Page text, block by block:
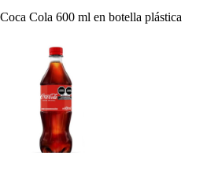
Coca Cola 600 ml en botella plástica